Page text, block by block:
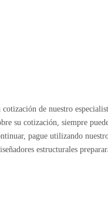
de nuestro
su cotización, siempre
pague utilizando
estructurales